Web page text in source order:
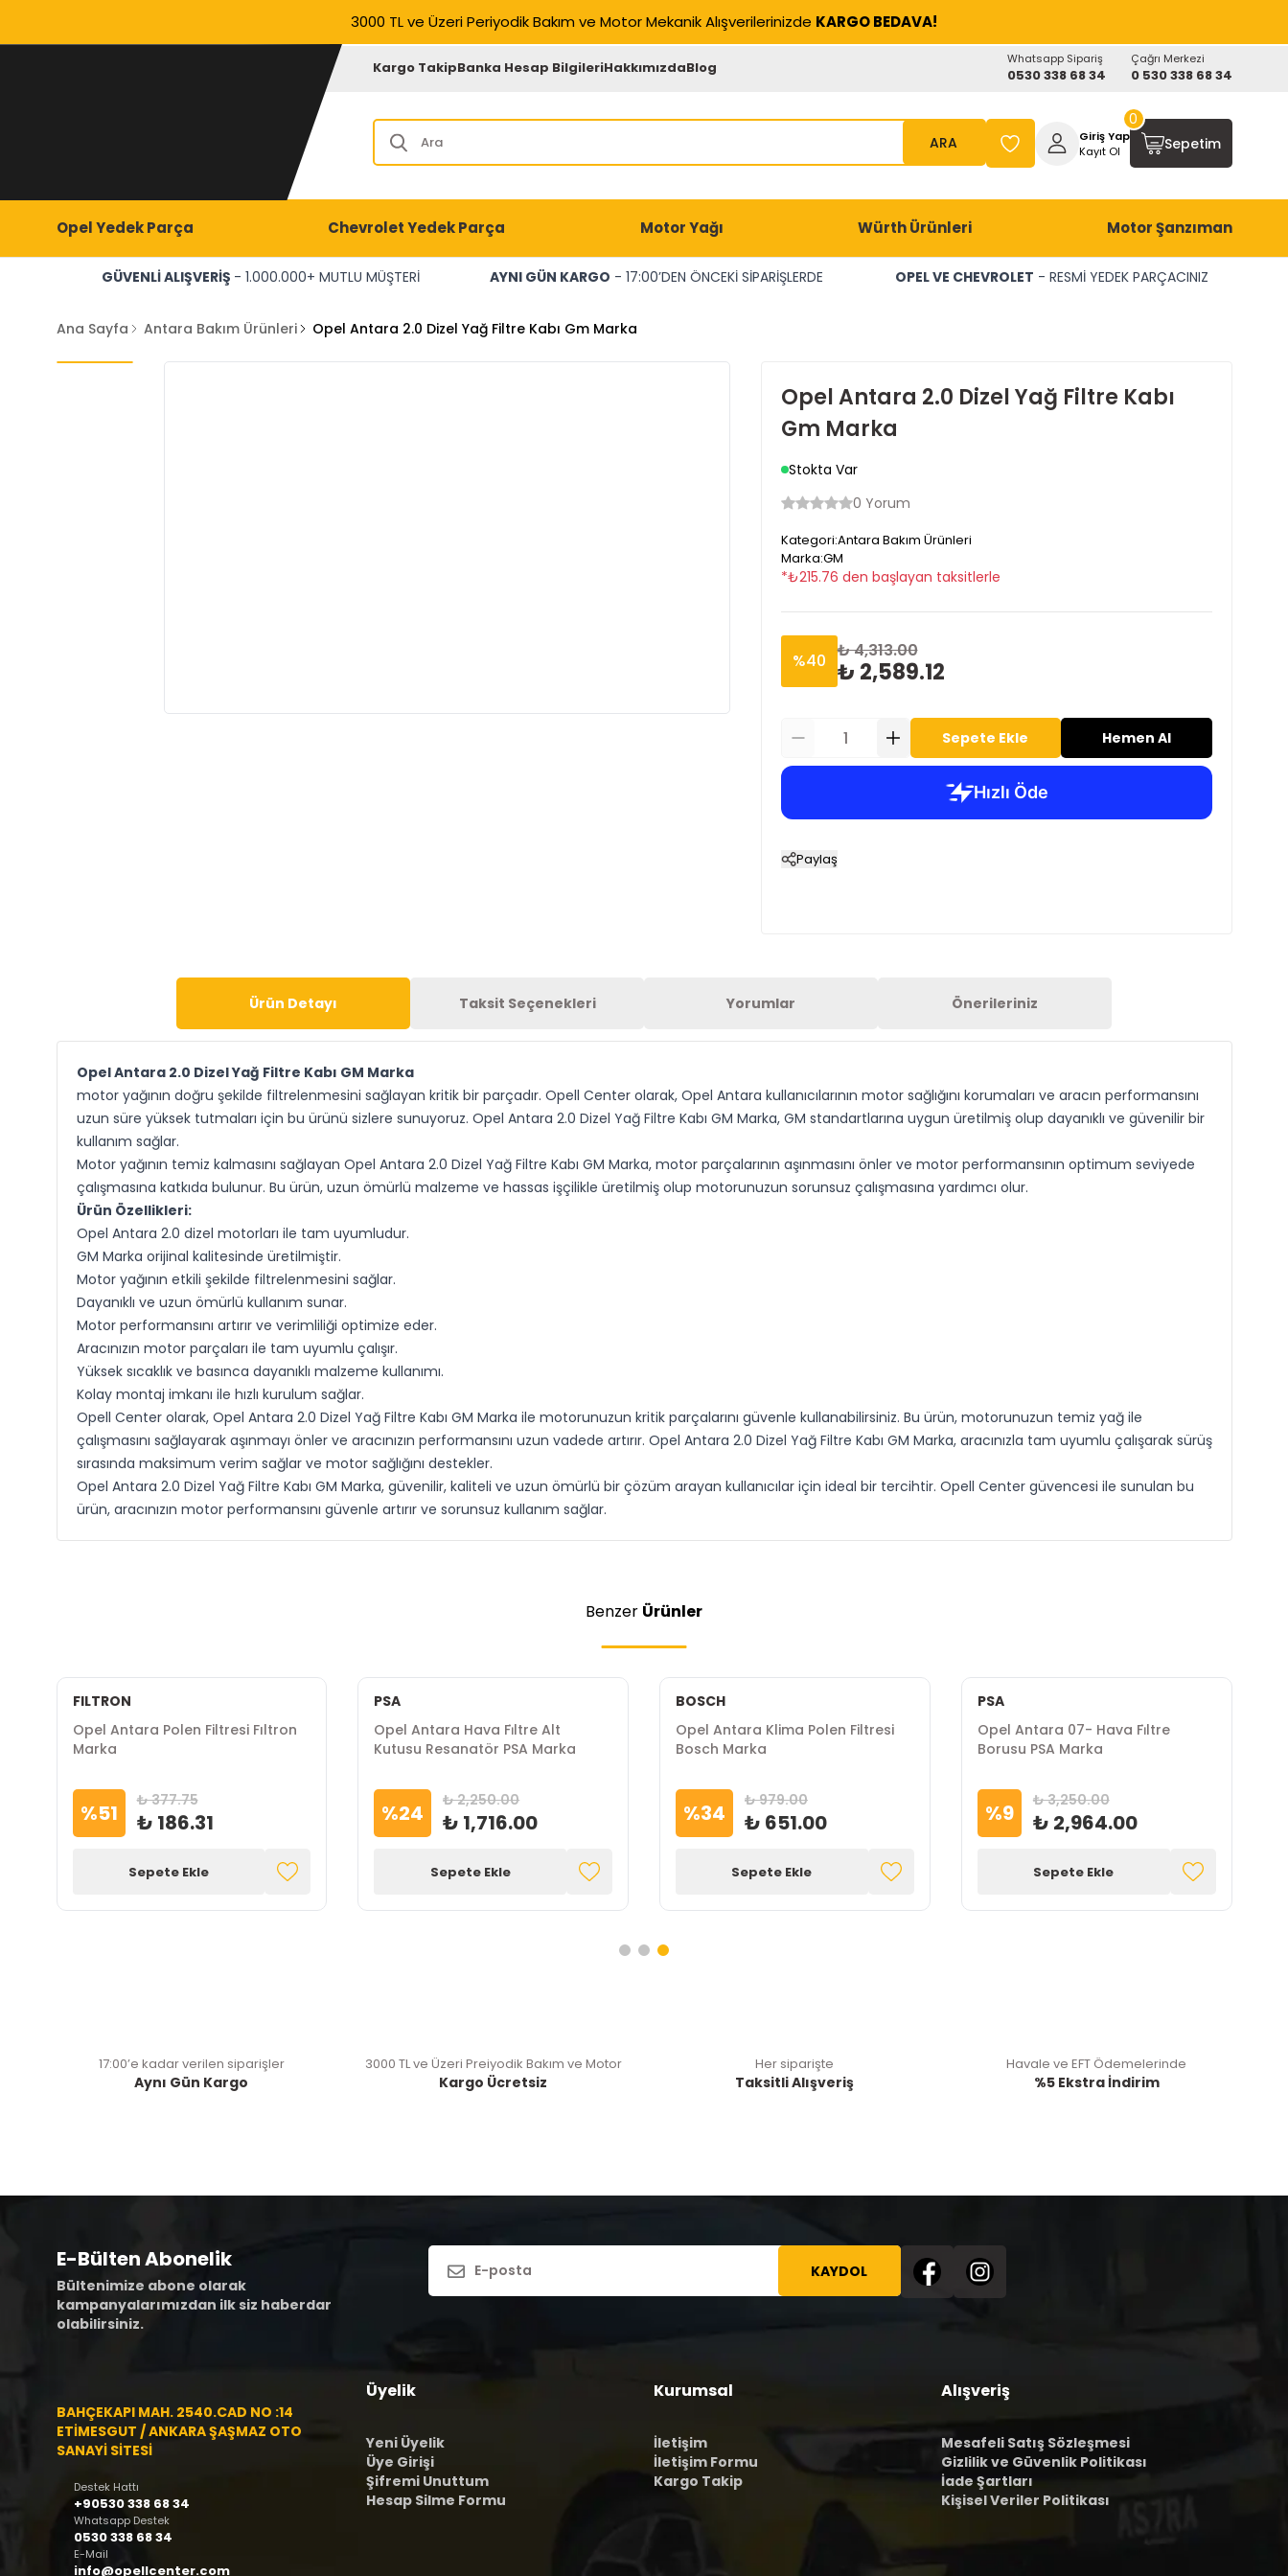
3000 TL ve Üzeri Periyodik Bakım ve Motor Mekanik Alışverilerinizde KARGO BEDAVA!
Kargo TakipBanka Hesap BilgileriHakkımızdaBlog Whatsapp Sipariş
0530 338 68 34
Çağrı Merkezi
0 530 338 68 34
ARA
Giriş Yap
Kayıt Ol
Sepetim
0
Opel Yedek Parça Chevrolet Yedek Parça Motor Yağı Würth Ürünleri Motor Şanzıman
GÜVENLİ ALIŞVERİŞ - 1.000.000+ MUTLU MÜŞTERİ AYNI GÜN KARGO - 17:00’DEN ÖNCEKİ SİPARİŞLERDE OPEL VE CHEVROLET - RESMİ YEDEK PARÇACINIZ
Ana Sayfa Antara Bakım Ürünleri Opel Antara 2.0 Dizel Yağ Filtre Kabı Gm Marka
Opel Antara 2.0 Dizel Yağ Filtre Kabı
Gm Marka
Stokta Var
0 Yorum
Kategori:Antara Bakım Ürünleri
Marka:GM
*₺215.76 den başlayan taksitlerle
%40 ₺ 4,313.00
₺ 2,589.12
Sepete Ekle Hemen Al
Paylaş
Ürün Detayı Taksit Seçenekleri Yorumlar Önerileriniz
Opel Antara 2.0 Dizel Yağ Filtre Kabı GM Marka
motor yağının doğru şekilde filtrelenmesini sağlayan kritik bir parçadır. Opell Center olarak, Opel Antara kullanıcılarının motor sağlığını korumaları ve aracın performansını
uzun süre yüksek tutmaları için bu ürünü sizlere sunuyoruz. Opel Antara 2.0 Dizel Yağ Filtre Kabı GM Marka, GM standartlarına uygun üretilmiş olup dayanıklı ve güvenilir bir
kullanım sağlar.
Motor yağının temiz kalmasını sağlayan Opel Antara 2.0 Dizel Yağ Filtre Kabı GM Marka, motor parçalarının aşınmasını önler ve motor performansının optimum seviyede
çalışmasına katkıda bulunur. Bu ürün, uzun ömürlü malzeme ve hassas işçilikle üretilmiş olup motorunuzun sorunsuz çalışmasına yardımcı olur.
Ürün Özellikleri:
Opel Antara 2.0 dizel motorları ile tam uyumludur.
GM Marka orijinal kalitesinde üretilmiştir.
Motor yağının etkili şekilde filtrelenmesini sağlar.
Dayanıklı ve uzun ömürlü kullanım sunar.
Motor performansını artırır ve verimliliği optimize eder.
Aracınızın motor parçaları ile tam uyumlu çalışır.
Yüksek sıcaklık ve basınca dayanıklı malzeme kullanımı.
Kolay montaj imkanı ile hızlı kurulum sağlar.
Opell Center olarak, Opel Antara 2.0 Dizel Yağ Filtre Kabı GM Marka ile motorunuzun kritik parçalarını güvenle kullanabilirsiniz. Bu ürün, motorunuzun temiz yağ ile
çalışmasını sağlayarak aşınmayı önler ve aracınızın performansını uzun vadede artırır. Opel Antara 2.0 Dizel Yağ Filtre Kabı GM Marka, aracınızla tam uyumlu çalışarak sürüş
sırasında maksimum verim sağlar ve motor sağlığını destekler.
Opel Antara 2.0 Dizel Yağ Filtre Kabı GM Marka, güvenilir, kaliteli ve uzun ömürlü bir çözüm arayan kullanıcılar için ideal bir tercihtir. Opell Center güvencesi ile sunulan bu
ürün, aracınızın motor performansını güvenle artırır ve sorunsuz kullanım sağlar.
Benzer Ürünler
FILTRON
Opel Antara Polen Filtresi Fıltron
Marka
%51 ₺ 377.75
₺ 186.31
Sepete Ekle
PSA
Opel Antara Hava Fi̇ltre Alt
Kutusu Resanatör PSA Marka
%24 ₺ 2,250.00
₺ 1,716.00
Sepete Ekle
BOSCH
Opel Antara Klima Polen Filtresi
Bosch Marka
%34 ₺ 979.00
₺ 651.00
Sepete Ekle
PSA
Opel Antara 07- Hava Fi̇ltre
Borusu PSA Marka
%9 ₺ 3,250.00
₺ 2,964.00
Sepete Ekle
17:00’e kadar verilen siparişler
Aynı Gün Kargo
3000 TL ve Üzeri Preiyodik Bakım ve Motor
Kargo Ücretsiz
Her siparişte
Taksitli Alışveriş
Havale ve EFT Ödemelerinde
%5 Ekstra İndirim
E-Bülten Abonelik
Bültenimize abone olarak
kampanyalarımızdan ilk siz haberdar
olabilirsiniz.
KAYDOL
BAHÇEKAPI MAH. 2540.CAD NO :14
ETİMESGUT / ANKARA ŞAŞMAZ OTO
SANAYİ SİTESİ
Destek Hattı
+90530 338 68 34
Whatsapp Destek
0530 338 68 34
E-Mail
info@opellcenter.com
Üyelik
Yeni Üyelik
Üye Girişi
Şifremi Unuttum
Hesap Silme Formu
Kurumsal
İletişim
İletişim Formu
Kargo Takip
Alışveriş
Mesafeli Satış Sözleşmesi
Gizlilik ve Güvenlik Politikası
İade Şartları
Kişisel Veriler Politikası